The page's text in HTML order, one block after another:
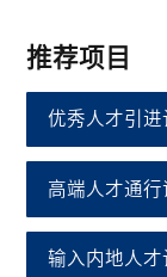
推荐项目
优秀人才引进
高端人才通行
输入内地人才